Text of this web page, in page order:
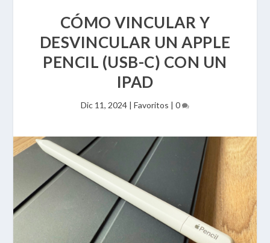
CÓMO VINCULAR Y
DESVINCULAR UN APPLE
PENCIL (USB-C) CON UN
IPAD
Dic 11, 2024 | Favoritos | 0